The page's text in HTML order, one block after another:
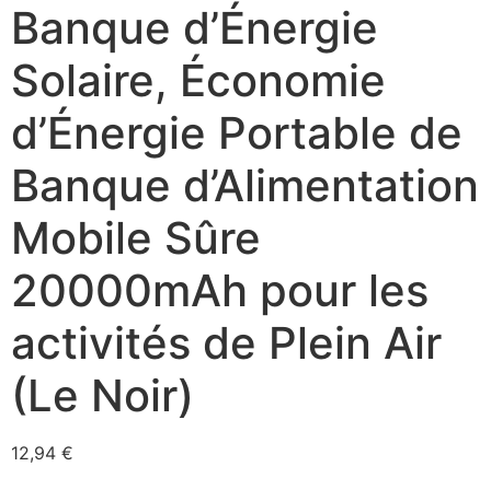
Banque d’Énergie
Solaire, Économie
d’Énergie Portable de
Banque d’Alimentation
Mobile Sûre
20000mAh pour les
activités de Plein Air
(Le Noir)
12,94 €